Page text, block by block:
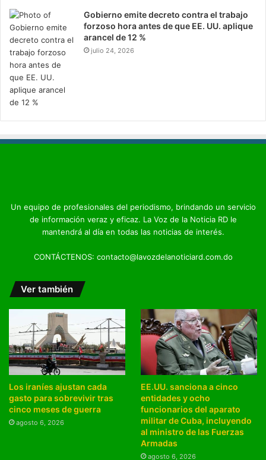
Gobierno emite decreto contra el trabajo
forzoso hora antes de que EE. UU. aplique
arancel de 12 %
julio 24, 2026
Un equipo de profesionales del periodismo, brindando un servicio
de información veraz y eficaz. La Voz de la Noticia RD le
mantendrá al día en todas las noticias de interés.
CONTÁCTENOS: contacto@lavozdelanoticiard.com.do
Ver también
Los iraníes ajustan cada
gasto para sobrevivir tras
cinco meses de guerra
agosto 6, 2026
EE.UU. sanciona a cinco
entidades y ocho
funcionarios del aparato
militar de Cuba, incluyendo
al ministro de las Fuerzas
Armadas
agosto 6, 2026